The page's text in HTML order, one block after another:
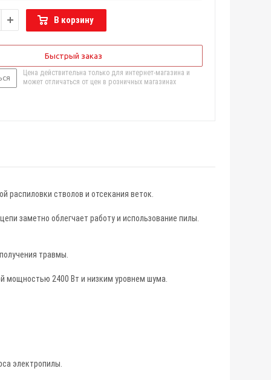
В корзину
Быстрый заказ
Цена действительна только для интернет-магазина и
может отличаться от цен в розничных магазинах
распиловки стволов и отсекания веток.
заметно облегчает работу и использование пилы.
травмы.
мощностью 2400 Вт и низким уровнем шума.
электропилы.